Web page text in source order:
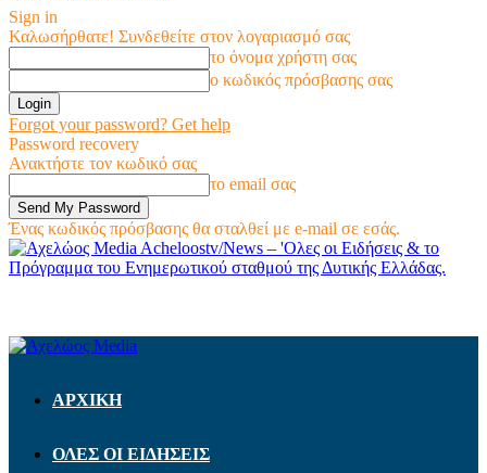
Sign in
Καλωσήρθατε! Συνδεθείτε στον λογαριασμό σας
το όνομα χρήστη σας
ο κωδικός πρόσβασης σας
Forgot your password? Get help
Password recovery
Ανακτήστε τον κωδικό σας
το email σας
Ένας κωδικός πρόσβασης θα σταλθεί με e-mail σε εσάς.
Acheloostv/News – 'Ολες οι Ειδήσεις & το
Πρόγραμμα του Ενημερωτικού σταθμού της Δυτικής Ελλάδας.
ΑΡΧΙΚΗ
ΟΛΕΣ ΟΙ ΕΙΔΗΣΕΙΣ